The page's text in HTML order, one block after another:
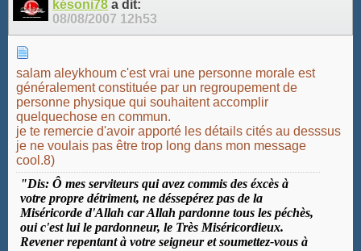
késoni78 a dit:
08/08/2007 12h53
salam aleykhoum c'est vrai une personne morale est
généralement constituée par un regroupement de
personne physique qui souhaitent accomplir
quelquechose en commun.
je te remercie d'avoir apporté les détails cités au desssus
je ne voulais pas être trop long dans mon message
cool.8)
"Dis: Ô mes serviteurs qui avez commis des éxcès à
votre propre détriment, ne déssepérez pas de la
Miséricorde d'Allah car Allah pardonne tous les péchès,
oui c'est lui le pardonneur, le Très Miséricordieux.
Revener repentant à votre seigneur et soumettez-vous à